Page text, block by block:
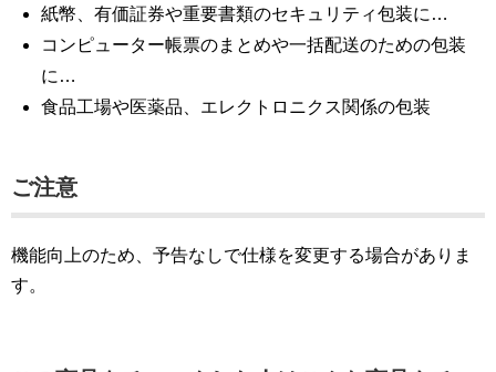
紙幣、有価証券や重要書類のセキュリティ包装に…
コンピューター帳票のまとめや一括配送のための包装
に…
食品工場や医薬品、エレクトロニクス関係の包装
ご注意
機能向上のため、予告なしで仕様を変更する場合がありま
す。